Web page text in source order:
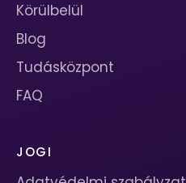
Körülbelül
Blog
Tudásközpont
FAQ
JOGI